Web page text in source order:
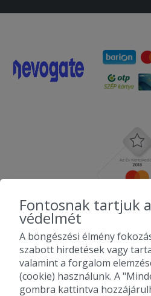
Fontosnak tartjuk
védelmét
A böngészési élmény
szabott hirdetések vagy
valamint a forgalom
(cookie) használunk. A
gombra kattintva